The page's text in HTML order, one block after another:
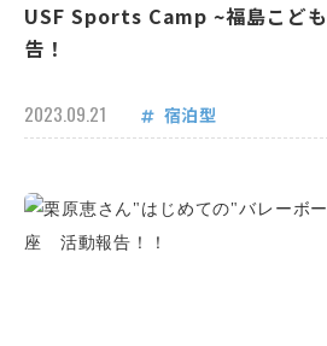
USF Sports Camp ~福島こど
告！
2023.09.21 宿泊型